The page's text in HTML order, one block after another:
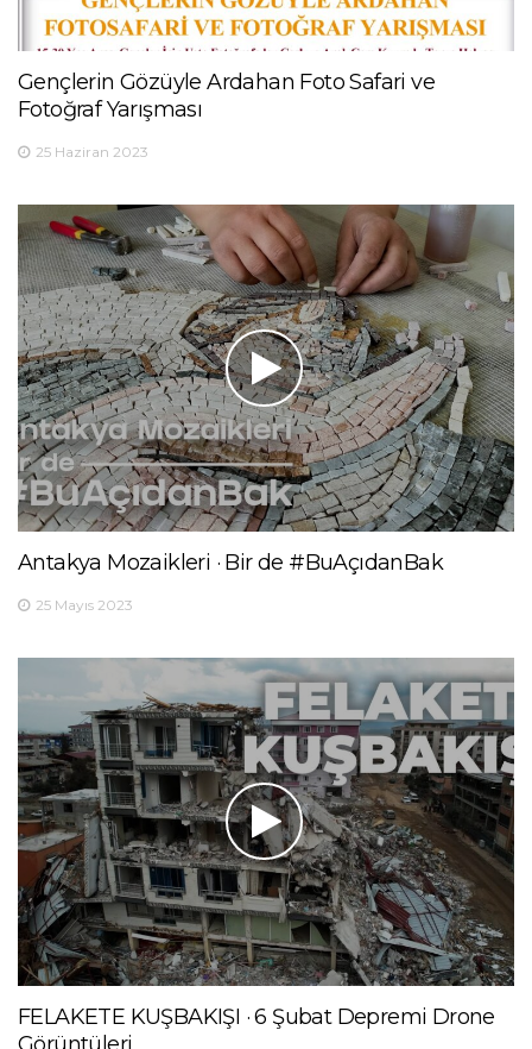
Gençlerin Gözüyle Ardahan Foto Safari ve
Fotoğraf Yarışması
25 Haziran 2023
Antakya Mozaikleri · Bir de #BuAçıdanBak
25 Mayıs 2023
FELAKETE KUŞBAKIŞI · 6 Şubat Depremi Drone
Görüntüleri